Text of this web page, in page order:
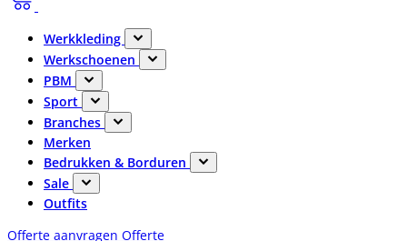
Werkkleding
Werkschoenen
PBM
Sport
Branches
Merken
Bedrukken & Borduren
Sale
Outfits
Offerte aanvragen Offerte